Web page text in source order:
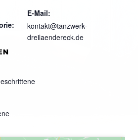
E-Mail:
kontakt@tanzwerk-
dreilaendereck.de